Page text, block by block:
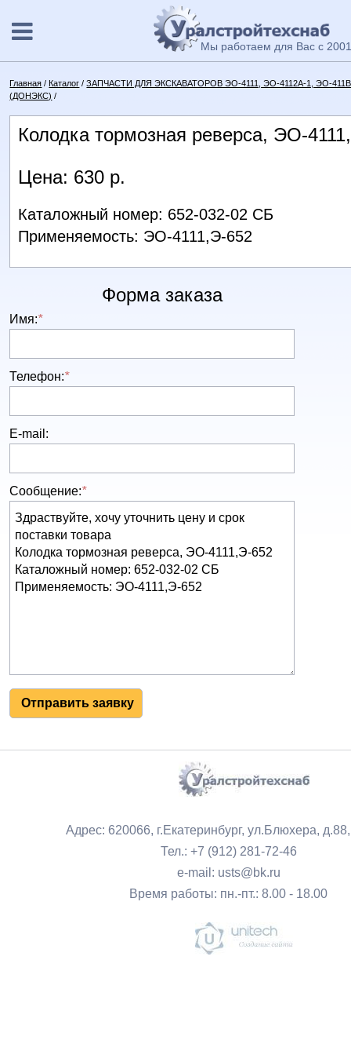
Мы работаем для Вас с
Главная /Каталог /ЗАПЧАСТИ ДЛЯ ЭКСКАВАТОРОВ ЭО-4111, ЭО-4112А-1, ЭО-
(ДОНЭКС) /
Колодка тормозная реверса, ЭО-
Цена: 630 р.
Каталожный номер: 652-032-02 СБ
Применяемость: ЭО-4111,Э-652
Форма заказа
Имя:*
Телефон:*
E-mail:
Сообщение:*
Адрес: 620066, г.Екатеринбург, ул.Блюхера,
Тел.: +7 (912) 281-72-46
e-mail: usts@bk.ru
Время работы: пн.-пт.: 8.00 - 18.00